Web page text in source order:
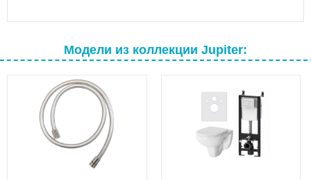
Модели из коллекции Jupiter: